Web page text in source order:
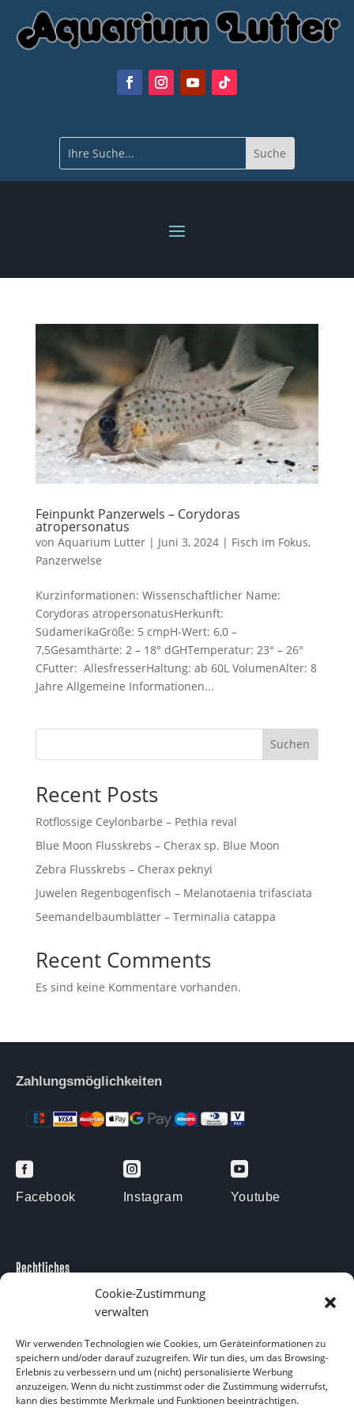
Cookie-Zustimmung
verwalten
Wir verwenden Technologien wie Cookies, um Geräteinformationen zu
speichern und/oder darauf zuzugreifen. Wir tun dies, um das Browsing-
Erlebnis zu verbessern und um (nicht) personalisierte Werbung
anzuzeigen. Wenn du nicht zustimmst oder die Zustimmung widerrufst,
kann dies bestimmte Merkmale und Funktionen beeinträchtigen.
Feinpunkt Panzerwels – Corydoras
atropersonatus
von Aquarium Lutter| Juni 3, 2024| Fisch im Fokus,
Panzerwelse
Kurzinformationen: Wissenschaftlicher Name:
Corydoras atropersonatusHerkunft:
SüdamerikaGröße: 5 cmpH-Wert: 6,0 –
7,5Gesamthärte: 2 – 18° dGHTemperatur: 23° – 26°
CFutter: AllesfresserHaltung: ab 60L VolumenAlter: 8
Jahre Allgemeine Informationen...
Suchen
Recent Posts
Rotflossige Ceylonbarbe – Pethia reval
Blue Moon Flusskrebs – Cherax sp. Blue Moon
Zebra Flusskrebs – Cherax peknyi
Juwelen Regenbogenfisch – Melanotaenia trifasciata
Seemandelbaumblätter – Terminalia catappa
Recent Comments
Es sind keine Kommentare vorhanden.
Zahlungsmöglichkeiten

Facebook

Instagram

Youtube
Rechtliches
Datenschutzerklärung
Kontakt
Am Försterteich 9